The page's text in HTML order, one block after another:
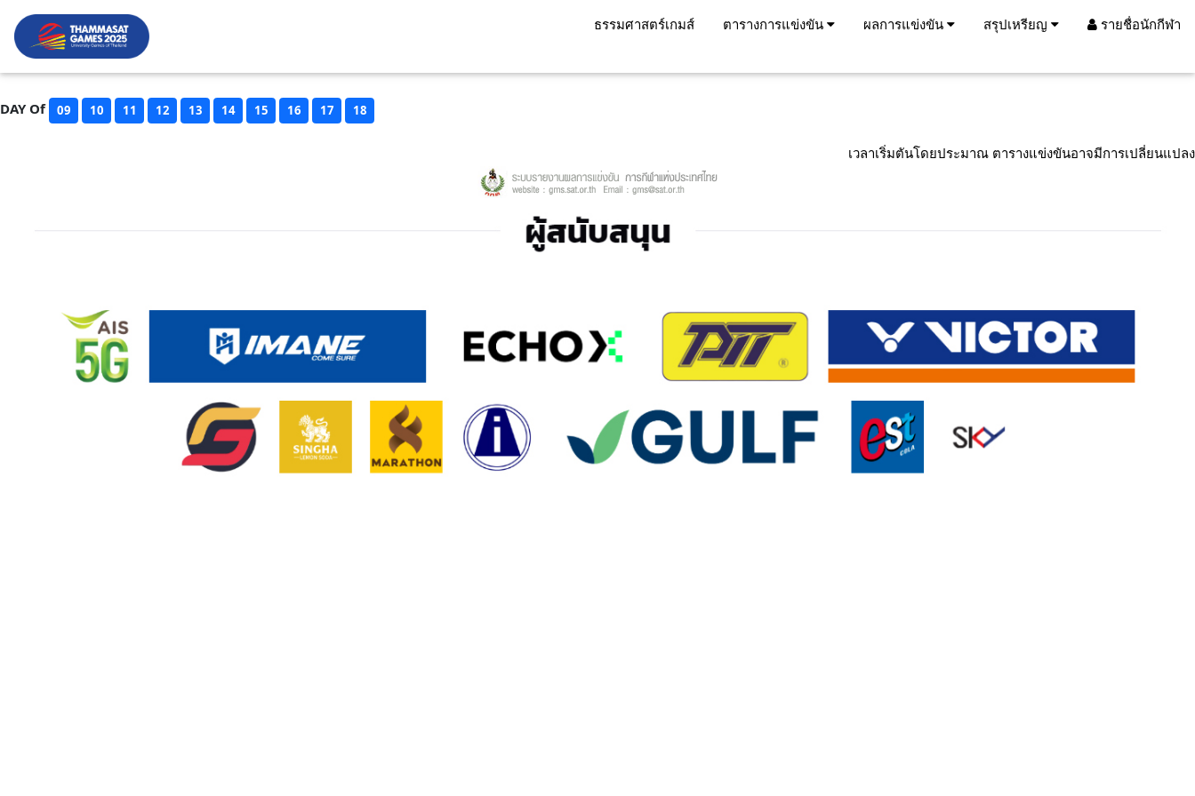
ธรรมศาสตร์เกมส์ ตารางการแข่งขัน ผลการแข่งขัน สรุปเหรียญ รายชื่อนักกีฬา
DAY Of 09 10 11 12 13 14 15 16 17 18
เวลาเริ่มตันโดยประมาณ ตารางแข่งขันอาจมีการเปลี่ยนแปลง